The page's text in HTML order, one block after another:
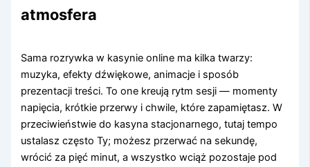
atmosfera
Sama rozrywka w kasynie online ma kilka twarzy:
muzyka, efekty dźwiękowe, animacje i sposób
prezentacji treści. To one kreują rytm sesji — momenty
napięcia, krótkie przerwy i chwile, które zapamiętasz. W
przeciwieństwie do kasyna stacjonarnego, tutaj tempo
ustalasz często Ty; możesz przerwać na sekundę,
wrócić za pięć minut, a wszystko wciąż pozostaje pod